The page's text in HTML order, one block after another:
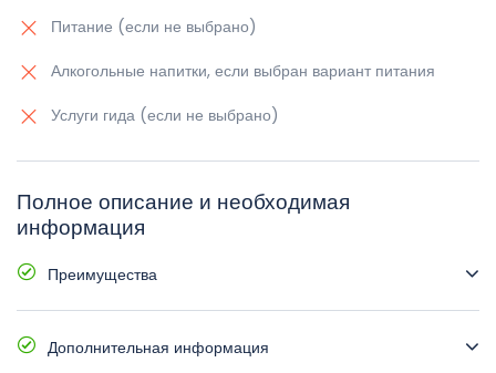
Питание (если не выбрано)
Алкогольные напитки, если выбран вариант питания
Услуги гида (если не выбрано)
Полное описание и необходимая
информация
Преимущества
Встреча и высадка в вашем отеле
Дополнительная информация